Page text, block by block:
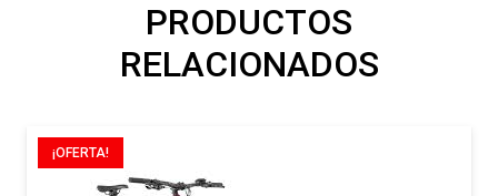
PRODUCTOS
RELACIONADOS
¡OFERTA!